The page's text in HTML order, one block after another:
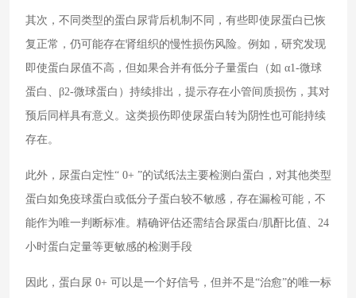
其次，不同类型的蛋白尿背后机制不同，有些即使尿蛋白已恢
复正常，仍可能存在肾组织的慢性损伤风险。例如，研究发现
即使蛋白尿值不高，但如果合并有低分子量蛋白（如 α1-微球
蛋白、β2-微球蛋白）持续排出，提示存在小管间质损伤，其对
预后同样具有意义。这类损伤即使尿蛋白转为阴性也可能持续
存在。
此外，尿蛋白定性“ 0+ ”的试纸法主要检测白蛋白，对其他类型
蛋白如免疫球蛋白或低分子蛋白较不敏感，存在漏检可能，不
能作为唯一判断标准。精确评估还需结合尿蛋白/肌酐比值、24
小时蛋白定量等更敏感的检测手段
因此，蛋白尿 0+ 可以是一个好信号，但并不是“治愈”的唯一标